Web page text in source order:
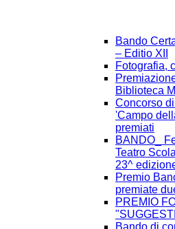
Bando
– Editio XII
Fotografia,
Biblioteca
Concorso
'Campo
premiati
BANDO_
Teatro
23^
Premio
premiate
PREMIO